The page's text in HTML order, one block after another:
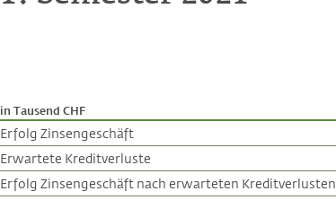
in Tausend CHF
Erfolg Zinsengeschäft
Erwartete Kreditverluste
Erfolg Zinsengeschäft nach erwarteten Kreditverlusten